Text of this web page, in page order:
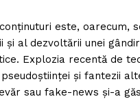
este, oarecum,
și al dezvoltării unei
Explozia recentă de
și fantezii
sau fake-news și-a